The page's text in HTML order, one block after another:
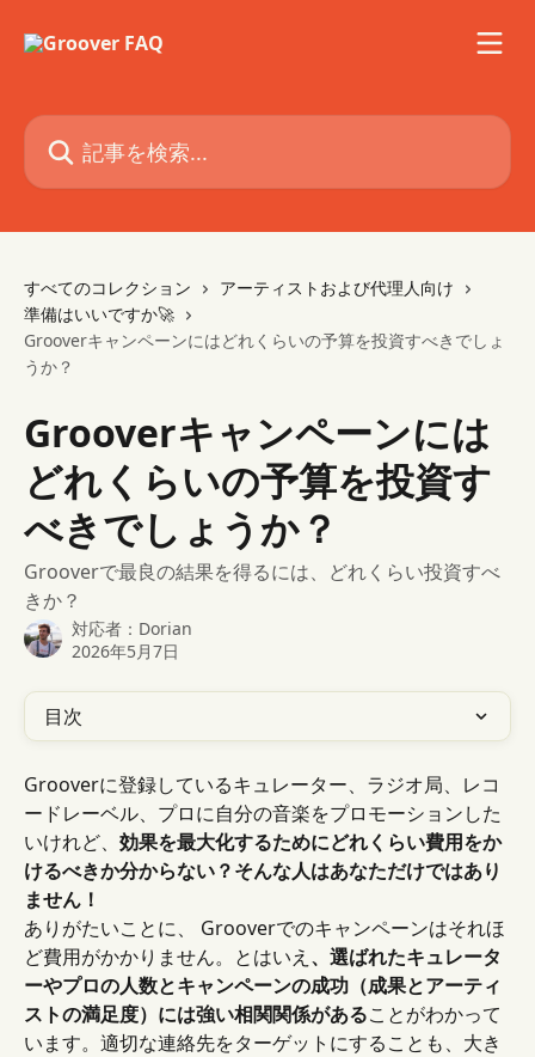
記事を検索...
すべてのコレクション
アーティストおよび代理人向け
準備はいいですか🚀
Grooverキャンペーンにはどれくらいの予算を投資すべきでしょ
うか？
Grooverキャンペーンには
どれくらいの予算を投資す
べきでしょうか？
Grooverで最良の結果を得るには、どれくらい投資すべ
きか？
対応者： Dorian
2026年5月7日
目次
Grooverに登録しているキュレーター、ラジオ局、レコ
ードレーベル、プロに自分の音楽をプロモーションした
いけれど、 効果を最大化するためにどれくらい費用をか
けるべきか分からない？そんな人はあなただけではあり
ません！
ありがたいことに、 Grooverでのキャンペーンはそれほ
ど費用がかかりません。とはいえ 、選ばれたキュレータ
ーやプロの人数とキャンペーンの成功（成果とアーティ
ストの満足度）には強い相関関係があることがわかって
います。適切な連絡先をターゲットにすることも、大き